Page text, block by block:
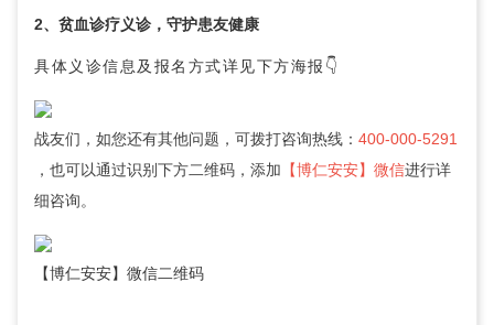
2、贫血诊疗义诊，守护患友健康
具体义诊信息及报名方式详见下方海报👇
战友们，如您还有其他问题，可拨打咨询热线： 400-000-5291
，也可以通过识别下方二维码，添加 【博仁安安】微信进行详
细咨询。
【博仁安安】微信二维码